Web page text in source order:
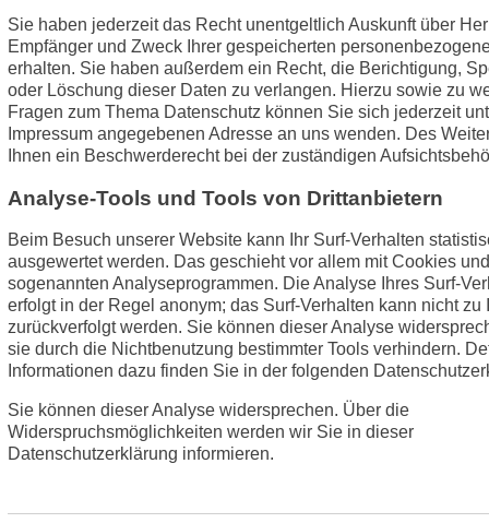
Sie haben jederzeit das Recht unentgeltlich Auskunft über
Empfänger und Zweck Ihrer gespeicherten
erhalten. Sie haben außerdem ein Recht, die Berichtigung,
oder Löschung dieser Daten zu verlangen. Hierzu sowie zu
Fragen zum Thema Datenschutz können Sie sich jederzeit
Impressum angegebenen Adresse an uns wenden. Des
Ihnen ein Beschwerderecht bei der zuständigen
Analyse-Tools und Tools von Drittanbietern
Beim Besuch unserer Website kann Ihr Surf-Verhalten
ausgewertet werden. Das geschieht vor allem mit Cookies
sogenannten Analyseprogrammen. Die Analyse Ihres Surf-
erfolgt in der Regel anonym; das Surf-Verhalten kann nicht zu
zurückverfolgt werden. Sie können dieser Analyse
sie durch die Nichtbenutzung bestimmter Tools verhindern.
Informationen dazu finden Sie in der folgenden
Sie können dieser Analyse widersprechen. Über die
Widerspruchsmöglichkeiten werden wir Sie in dieser
Datenschutzerklärung informieren.